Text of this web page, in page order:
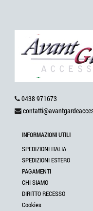
0438 971673
INFORMAZIONI UTILI
SPEDIZIONI ITALIA
SPEDIZIONI ESTERO
PAGAMENTI
CHI SIAMO
DIRITTO RECESSO
Cookies